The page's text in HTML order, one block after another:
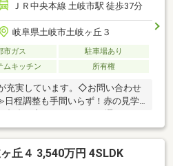
ＪＲ中央本線 土岐市駅 徒歩37分
岐阜県土岐市土岐ヶ丘３
市ガス
駐車場あり
ムキッチン 所有権
充実しています。◇お問い合わせ
程調整も手間いらず！赤の見学
無料】0572-21-2201スマホの方は
≪ 資料請求 ≫オレンジのボタンを
～～～～～～◇確かな実績で創業
丘４ 3,540万円 4SLDK